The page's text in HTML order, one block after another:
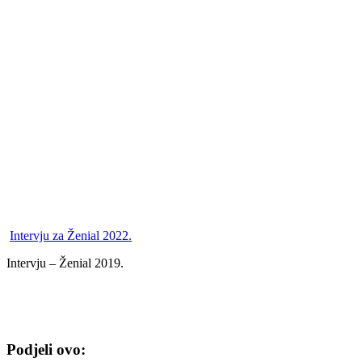
Intervju za Ženial 2022.
Intervju – Ženial 2019.
Podjeli ovo: